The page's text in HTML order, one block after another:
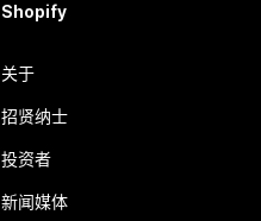
Shopify
关于
招贤纳士
投资者
新闻媒体